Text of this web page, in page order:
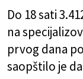
Do 18 sati
na
prvog dana
saopštilo je